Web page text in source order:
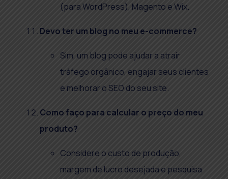
(para WordPress), Magento e Wix.
Devo ter um blog no meu e-commerce?
Sim, um blog pode ajudar a atrair
tráfego orgânico, engajar seus clientes
e melhorar o SEO do seu site.
Como faço para calcular o preço do meu
produto?
Considere o custo de produção,
margem de lucro desejada e pesquisa